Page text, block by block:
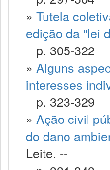
» Tutela
edição da "lei
p. 305-322
» Alguns
interesses
p. 323-329
» Ação civil
do dano
Leite. --